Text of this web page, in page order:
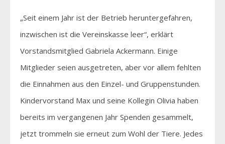
„Seit einem Jahr ist der Betrieb heruntergefahren,
inzwischen ist die Vereinskasse leer“, erklärt
Vorstandsmitglied Gabriela Ackermann. Einige
Mitglieder seien ausgetreten, aber vor allem fehlten
die Einnahmen aus den Einzel- und Gruppenstunden.
Kindervorstand Max und seine Kollegin Olivia haben
bereits im vergangenen Jahr Spenden gesammelt,
jetzt trommeln sie erneut zum Wohl der Tiere. Jedes